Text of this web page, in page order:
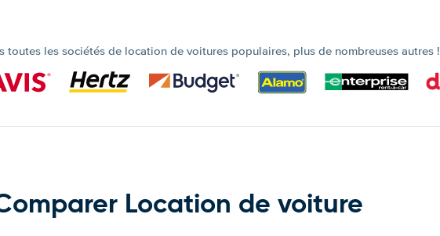
toutes les sociétés de location de voitures populaires, plus de nombreuses autres !
Location de voiture